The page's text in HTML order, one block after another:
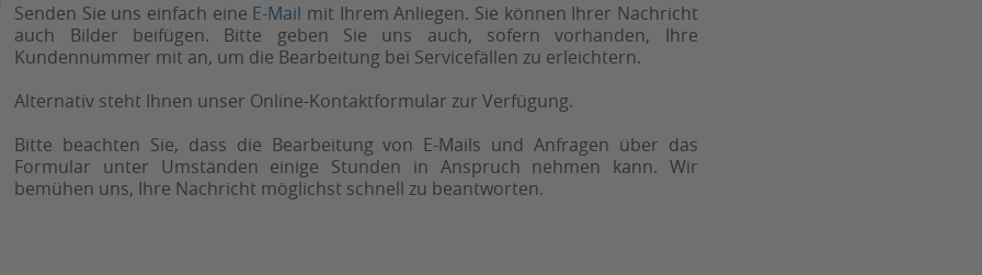
Senden Sie uns einfach eine E-Mail mit Ihrem Anliegen. Sie können Ihrer Nachricht
auch Bilder beifügen. Bitte geben Sie uns auch, sofern vorhanden, Ihre
Kundennummer mit an, um die Bearbeitung bei Servicefällen zu erleichtern.
Alternativ steht Ihnen unser Online-Kontaktformular zur Verfügung.
Bitte beachten Sie, dass die Bearbeitung von E-Mails und Anfragen über das
Formular unter Umständen einige Stunden in Anspruch nehmen kann. Wir
bemühen uns, Ihre Nachricht möglichst schnell zu beantworten.